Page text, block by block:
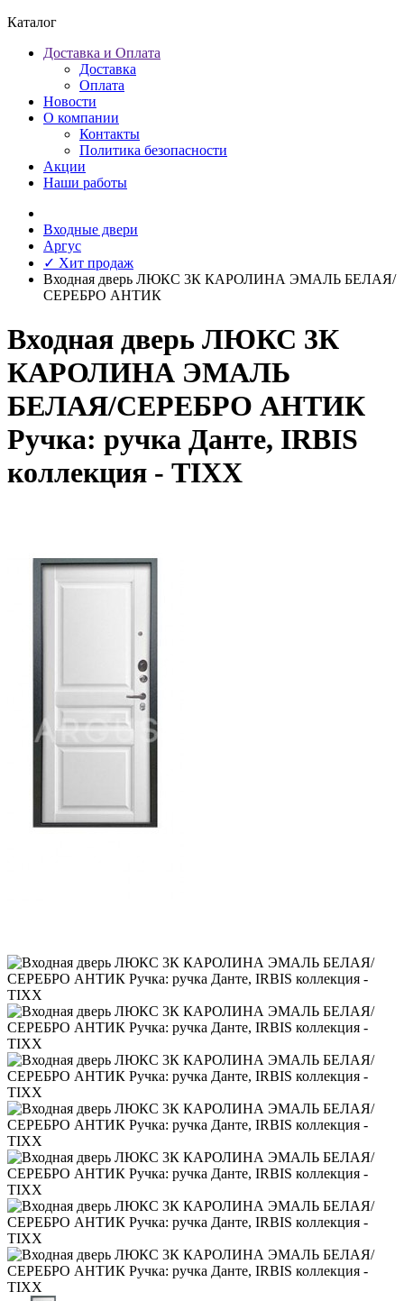
Каталог
Доставка и Оплата
Доставка
Оплата
Новости
О компании
Контакты
Политика безопасности
Акции
Наши работы
Входные двери
Аргус
✓ Хит продаж
Входная дверь ЛЮКС 3К КАРОЛИНА ЭМАЛЬ БЕЛАЯ/
СЕРЕБРО АНТИК
Входная дверь ЛЮКС 3К
КАРОЛИНА ЭМАЛЬ
БЕЛАЯ/СЕРЕБРО АНТИК
Ручка: ручка Данте, IRBIS
коллекция - TIXX